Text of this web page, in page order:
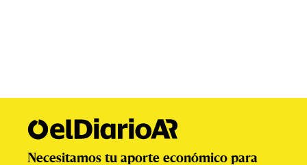
Necesitamos tu aporte económico para